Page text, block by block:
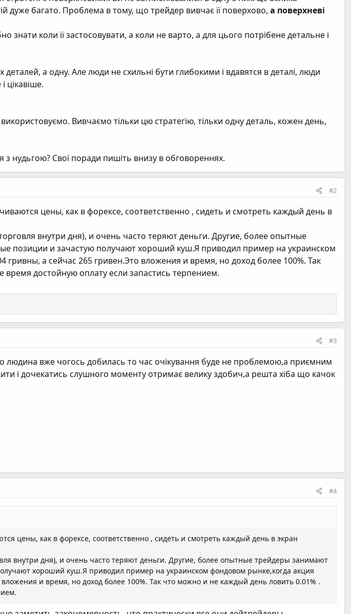
дуже багато. Проблема в тому, що трейдер вивчає її поверхово, а поверхневі
знати коли її застосовувати, а коли не варто, а для цього потрібене детальне і
а одну. Але люди не схильні бути глибокими і вдавятся в деталі, люди
цікавіше.
Вивчаємо тільки цю стратегію, тільки одну деталь, кожен день,
нудьгою? Свої поради пишіть внизу в обговореннях.
#2
цены, как в форексе, соответственно , сидеть и смотреть каждый день в
внутри дня), и очень часто теряют деньги. Другие, более опытные
позиции и зачастую получают хороший куш.Я приводил пример на украинском
а сейчас 265 гривен.Это вложения и время, но доход более 100%. Так
достойную оплату если запастись терпением.
#3
вже чогось добилась то час очікування буде не проблемою,а приємним
і дочекатись слушного моменту отримає велику здобич,а решта хіба що качок
#4
цены, как в форексе, соответственно , сидеть и смотреть каждый день в экран
внутри дня), и очень часто теряют деньги. Другие, более опытные трейдеры занимают
хороший куш.Я приводил пример на украинском фондовом рынке,когда акция
и время, но доход более 100%. Так что можно и не каждый день ловить 0.01% .